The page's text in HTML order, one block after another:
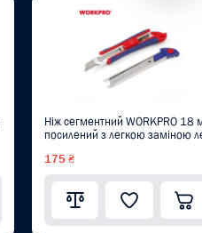
Ніж сегментний WORKPRO 18
посилений з легкою заміною
175 ₴